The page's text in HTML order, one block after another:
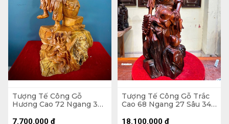
Tượng Tế Công Gỗ
Hương Cao 72 Ngang 38
7.700.000 ₫
Tượng Tế Công Gỗ Trắc
Cao 68 Ngang 27 Sâu 34
18.100.000 ₫